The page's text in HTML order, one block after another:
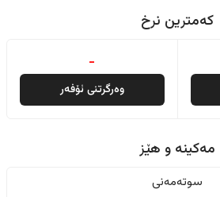
کەمترین نرخ
-
وەرگرتنی ئۆفەر
مەکینە و هێز
سوتەمەنی